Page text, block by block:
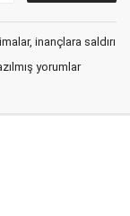
inançlara saldırı
yorumlar